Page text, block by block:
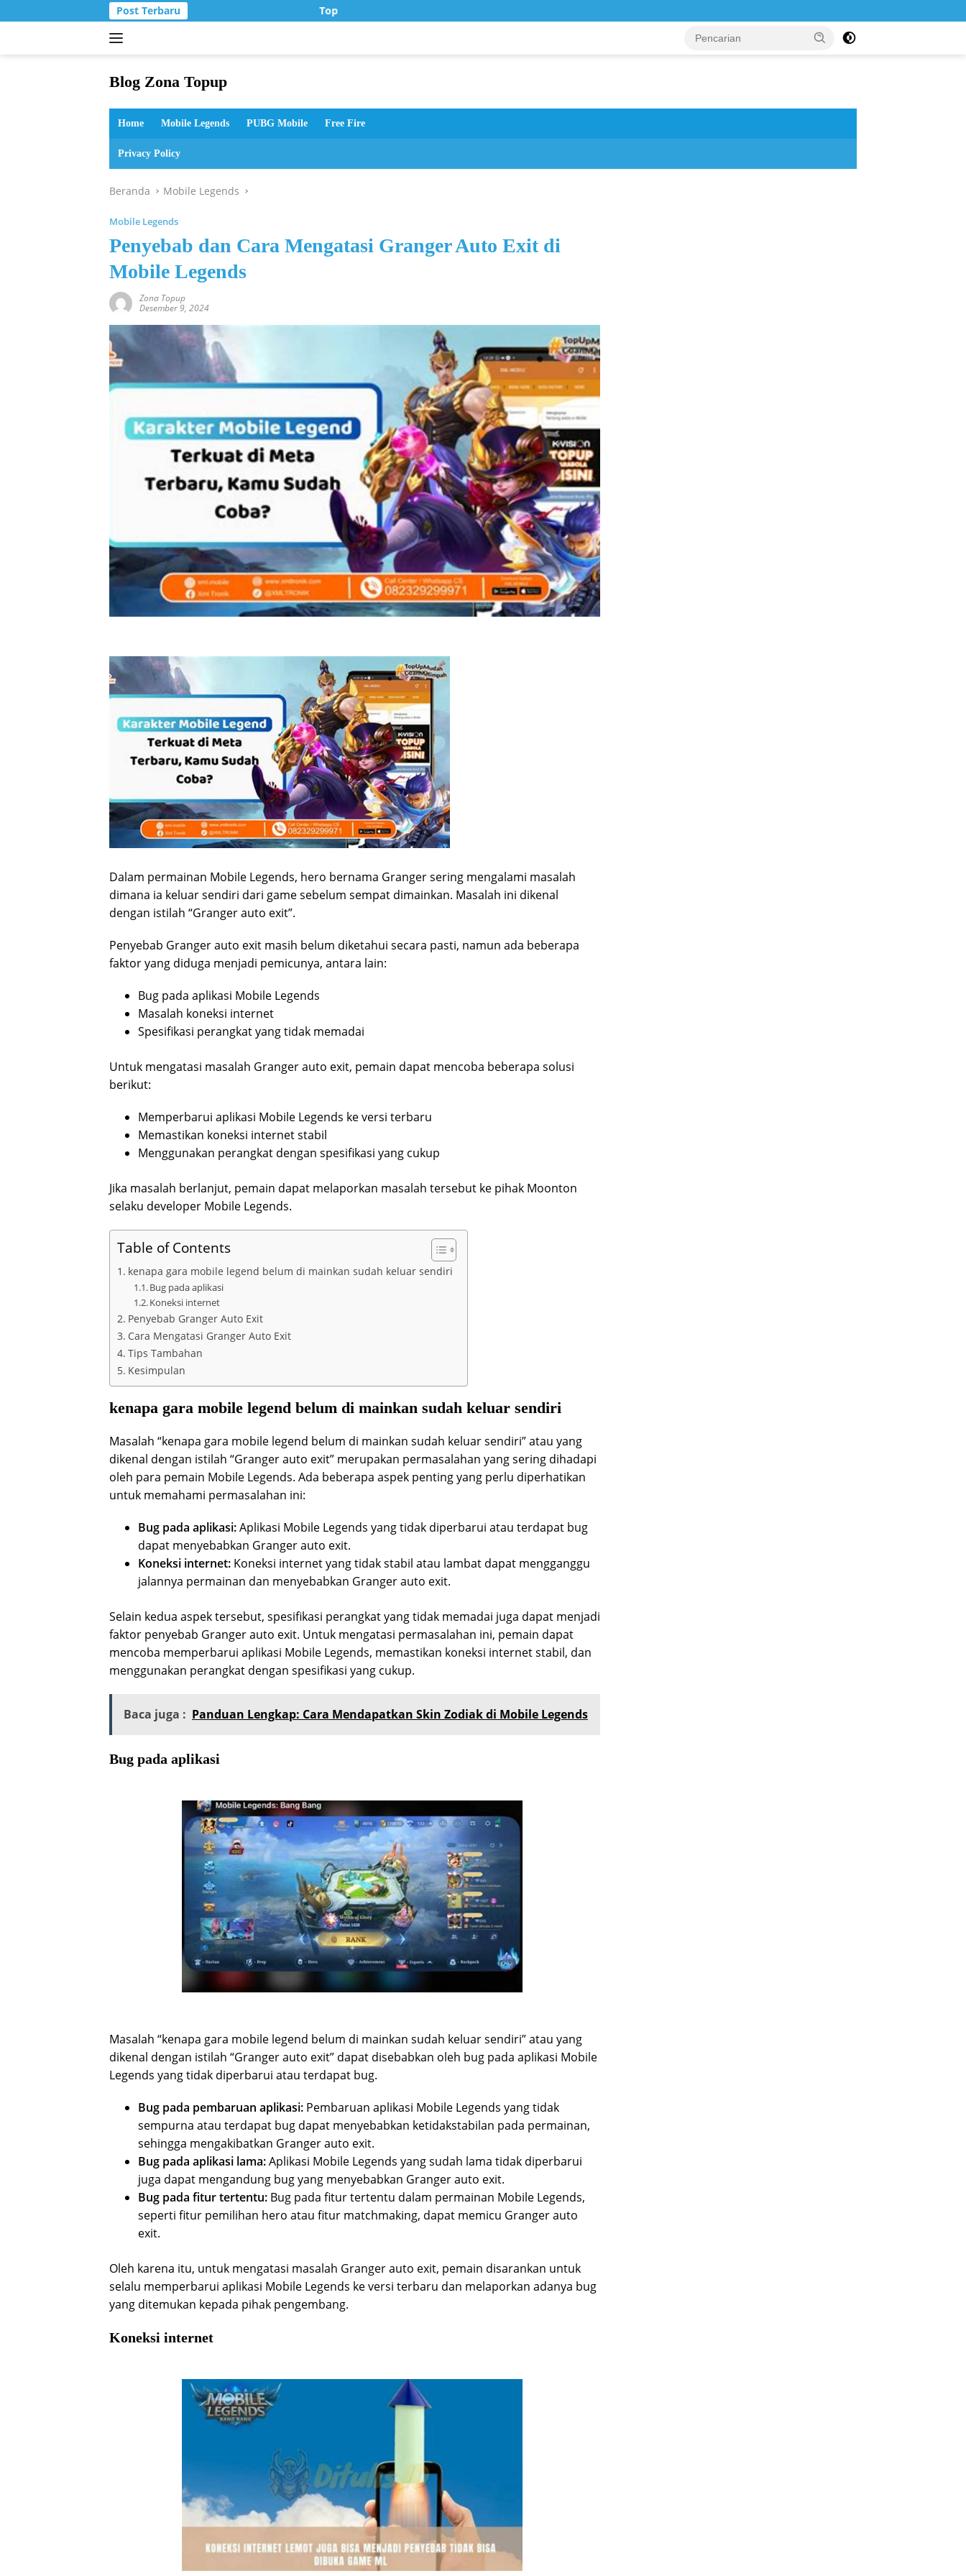
ke
Post Terbaru Top Up Murah di Zona Topup
Blog Zona Topup
dan
bermain
Home Mobile Legends PUBG Mobile Free Fire
Privacy Policy
Beranda Mobile Legends
Mobile Legends
Penyebab dan Cara Mengatasi Granger Auto Exit di
Mobile Legends
Zona Topup
Desember 9, 2024
Dalam permainan Mobile Legends, hero bernama Granger sering mengalami masalah
dimana ia keluar sendiri dari game sebelum sempat dimainkan. Masalah ini dikenal
dengan istilah “Granger auto exit”.
Penyebab Granger auto exit masih belum diketahui secara pasti, namun ada beberapa
faktor yang diduga menjadi pemicunya, antara lain:
Bug pada aplikasi Mobile Legends
Masalah koneksi internet
Spesifikasi perangkat yang tidak memadai
Untuk mengatasi masalah Granger auto exit, pemain dapat mencoba beberapa solusi
berikut:
Memperbarui aplikasi Mobile Legends ke versi terbaru
Memastikan koneksi internet stabil
Menggunakan perangkat dengan spesifikasi yang cukup
Jika masalah berlanjut, pemain dapat melaporkan masalah tersebut ke pihak Moonton
selaku developer Mobile Legends.
Table of Contents
kenapa gara mobile legend belum di mainkan sudah keluar sendiri
Bug pada aplikasi
Koneksi internet
Penyebab Granger Auto Exit
Cara Mengatasi Granger Auto Exit
Tips Tambahan
Kesimpulan
kenapa gara mobile legend belum di mainkan sudah keluar sendiri
Masalah “kenapa gara mobile legend belum di mainkan sudah keluar sendiri” atau yang
dikenal dengan istilah “Granger auto exit” merupakan permasalahan yang sering dihadapi
oleh para pemain Mobile Legends. Ada beberapa aspek penting yang perlu diperhatikan
untuk memahami permasalahan ini:
Bug pada aplikasi:Aplikasi Mobile Legends yang tidak diperbarui atau terdapat bug
dapat menyebabkan Granger auto exit.
Koneksi internet: Koneksi internet yang tidak stabil atau lambat dapat mengganggu
jalannya permainan dan menyebabkan Granger auto exit.
Selain kedua aspek tersebut, spesifikasi perangkat yang tidak memadai juga dapat menjadi
faktor penyebab Granger auto exit. Untuk mengatasi permasalahan ini, pemain dapat
mencoba memperbarui aplikasi Mobile Legends, memastikan koneksi internet stabil, dan
menggunakan perangkat dengan spesifikasi yang cukup.
Baca juga : Panduan Lengkap: Cara Mendapatkan Skin Zodiak di Mobile Legends
Bug pada aplikasi
Masalah “kenapa gara mobile legend belum di mainkan sudah keluar sendiri” atau yang
dikenal dengan istilah “Granger auto exit” dapat disebabkan oleh bug pada aplikasi Mobile
Legends yang tidak diperbarui atau terdapat bug.
Bug pada pembaruan aplikasi: Pembaruan aplikasi Mobile Legends yang tidak
sempurna atau terdapat bug dapat menyebabkan ketidakstabilan pada permainan,
sehingga mengakibatkan Granger auto exit.
Bug pada aplikasi lama:Aplikasi Mobile Legends yang sudah lama tidak diperbarui
juga dapat mengandung bug yang menyebabkan Granger auto exit.
Bug pada fitur tertentu: Bug pada fitur tertentu dalam permainan Mobile Legends,
seperti fitur pemilihan hero atau fitur matchmaking, dapat memicu Granger auto
exit.
Oleh karena itu, untuk mengatasi masalah Granger auto exit, pemain disarankan untuk
selalu memperbarui aplikasi Mobile Legends ke versi terbaru dan melaporkan adanya bug
yang ditemukan kepada pihak pengembang.
Koneksi internet